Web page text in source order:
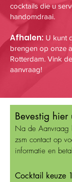
cocktails die u
handomdraai.
Afhalen: U kunt
brengen op onze
Rotterdam. Vink
aanvraag!
Bevestig
Na de Aanvraag
zsm contact op
informatie en
Cocktail keuze 1